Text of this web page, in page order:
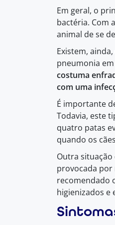
Em geral, o
bactéria. Com
animal de se
Existem,
pneumonia
costuma
com uma
É importante
Todavia, este
quatro patas
quando os
Outra
provocada por
recomendado
higienizados e